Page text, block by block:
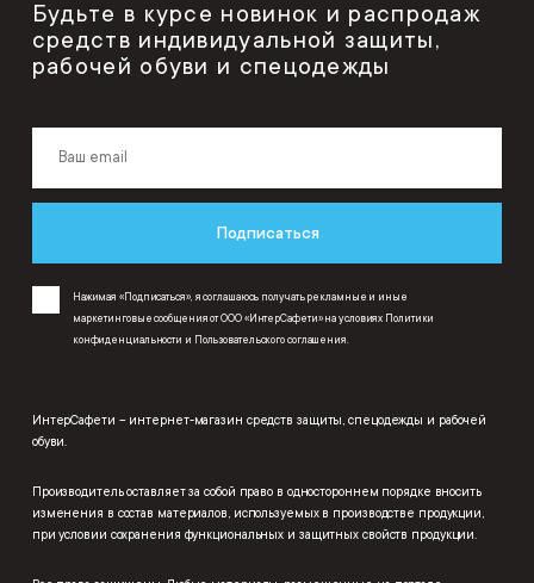
Будьте в курсе новинок и распродаж
средств индивидуальной защиты,
рабочей обуви и спецодежды
Подписаться
Нажимая «Подписаться», я соглашаюсь получать рекламные и иные
маркетинговые сообщения от ООО «ИнтерСафети» на условиях Политики
конфиденциальности и Пользовательского соглашения.
ИнтерСафети – интернет-магазин средств защиты, спецодежды и рабочей
обуви.
Производитель оставляет за собой право в одностороннем порядке вносить
изменения в состав материалов, используемых в производстве продукции,
при условии сохранения функциональных и защитных свойств продукции.